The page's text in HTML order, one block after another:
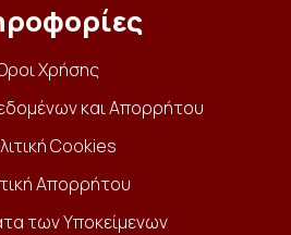
Χρήσης
και Απορρήτου
Cookies
Απορρήτου
των Υποκείμενων